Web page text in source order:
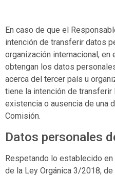
En caso de que el
intención de transferir datos
organización internacional, en
obtengan los datos
acerca del tercer país u
tiene la intención de
existencia o ausencia de una
Comisión.
Datos personales
Respetando lo establecido
de la Ley Orgánica 3/2018,